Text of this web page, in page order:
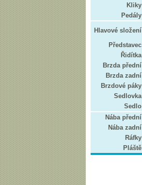
Kliky
Pedály
Hlavové složení
Představec
Řidítka
Brzda přední
Brzda zadní
Brzdové páky
Sedlovka
Sedlo
Nába přední
Nába zadní
Ráfky
Pláště